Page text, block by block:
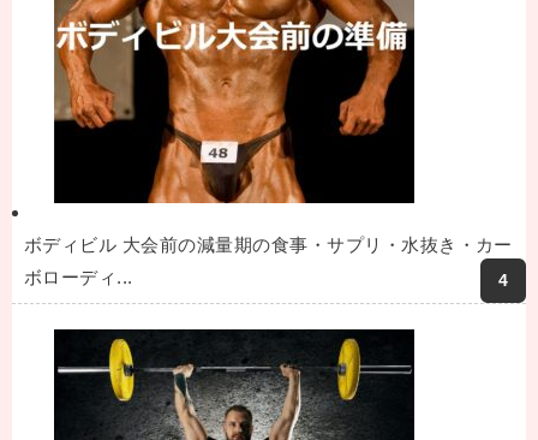
ボディビル 大会前の減量期の食事・サプリ・水抜き・カー
ボローディ...